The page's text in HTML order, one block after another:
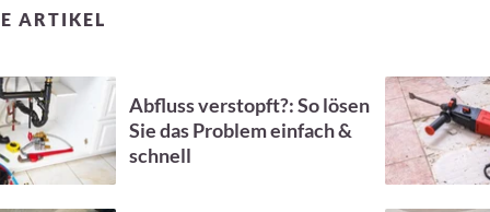
ARTIKEL
Abfluss verstopft?: So lösen
Sie das Problem einfach &
schnell